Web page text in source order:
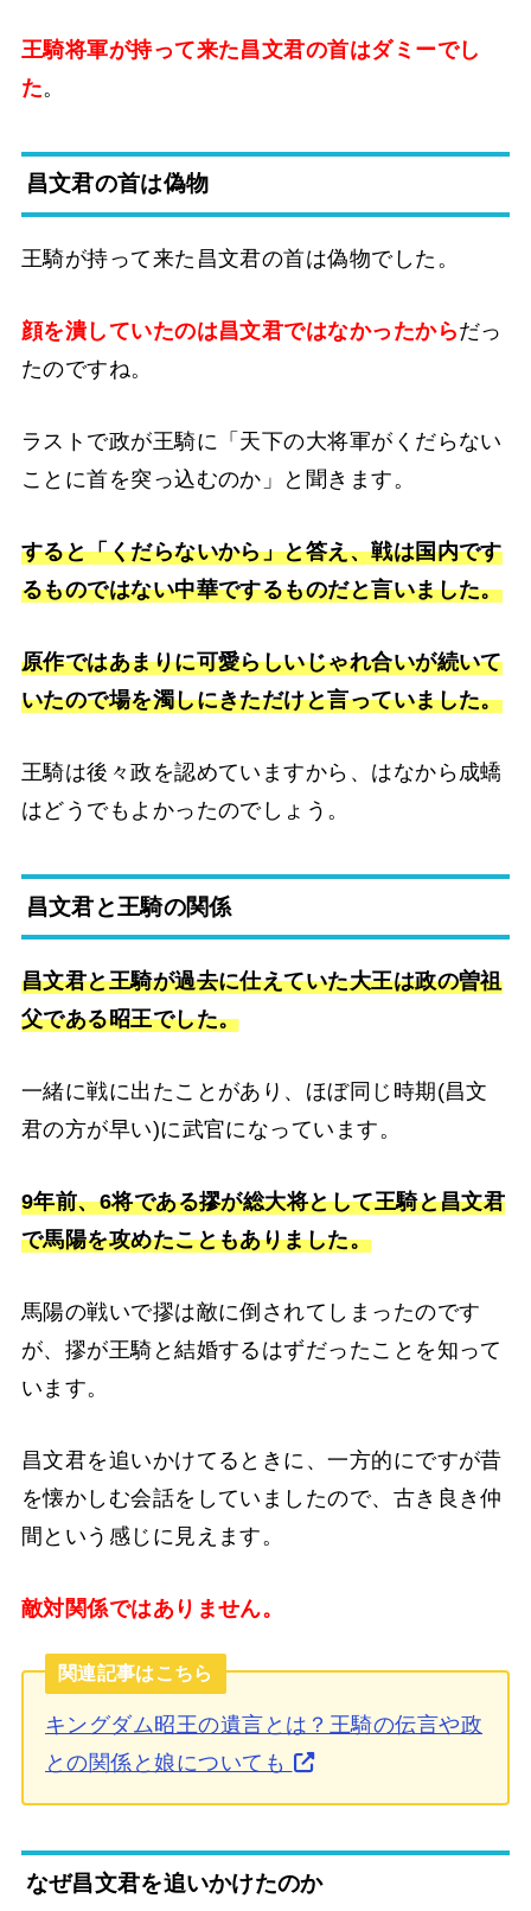
王騎将軍が持って来た昌文君の首はダミーでし
た。
昌文君の首は偽物
王騎が持って来た昌文君の首は偽物でした。
顔を潰していたのは昌文君ではなかったからだっ
たのですね。
ラストで政が王騎に「天下の大将軍がくだらない
ことに首を突っ込むのか」と聞きます。
すると「くだらないから」と答え、戦は国内です
るものではない中華でするものだと言いました。
原作ではあまりに可愛らしいじゃれ合いが続いて
いたので場を濁しにきただけと言っていました。
王騎は後々政を認めていますから、はなから成蟜
はどうでもよかったのでしょう。
昌文君と王騎の関係
昌文君と王騎が過去に仕えていた大王は政の曽祖
父である昭王でした。
一緒に戦に出たことがあり、ほぼ同じ時期(昌文
君の方が早い)に武官になっています。
9年前、6将である摎が総大将として王騎と昌文君
で馬陽を攻めたこともありました。
馬陽の戦いで摎は敵に倒されてしまったのです
が、摎が王騎と結婚するはずだったことを知って
います。
昌文君を追いかけてるときに、一方的にですが昔
を懐かしむ会話をしていましたので、古き良き仲
間という感じに見えます。
敵対関係ではありません。
関連記事はこちら
キングダム昭王の遺言とは？王騎の伝言や政
との関係と娘についても
なぜ昌文君を追いかけたのか